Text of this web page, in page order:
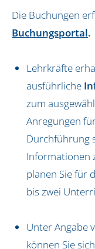
Impressum
Datenschutz
Die Buchungen
Buchungsportal.
Lehrkräfte
ausführliche
zum
Anregungen
Durchführung
Informationen
planen Sie für
bis zwei
Unter Angabe
können Sie